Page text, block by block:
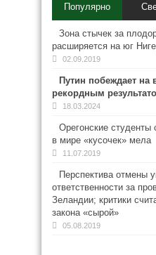
Популярно
Зона стычек за
расширяется на юг
02.09.2019
Путин побеждает на
рекордным
18.03.2024
Орегонские
в мире «кусочек» мела
11.07.2019
Перспектива отмены
ответственности за
Зеландии; критики
закона «сырой»
05.08.2019